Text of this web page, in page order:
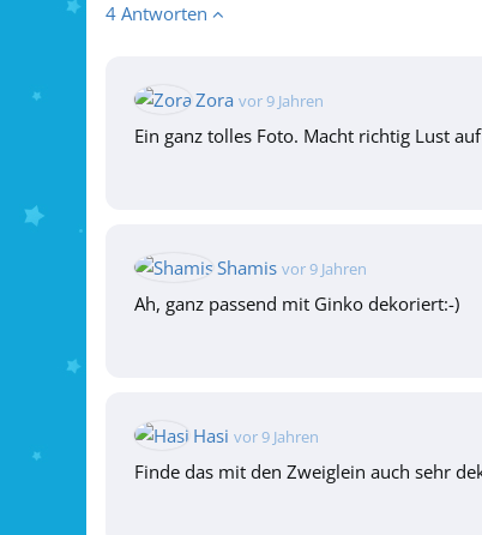
4 Antworten
Zora vor 9 Jahren
Ein ganz tolles Foto. Macht richtig Lust
Shamis vor 9 Jahren
Ah, ganz passend mit Ginko dekoriert:-)
Hasi vor 9 Jahren
Finde das mit den Zweiglein auch sehr